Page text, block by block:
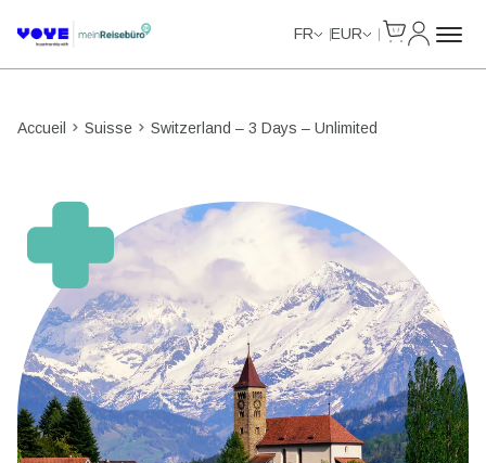
FR EUR
Accueil Suisse Switzerland – 3 Days – Unlimited